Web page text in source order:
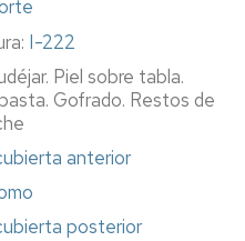
I-222
Piel sobre tabla.
Gofrado. Restos de
anterior
posterior